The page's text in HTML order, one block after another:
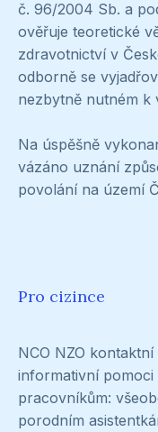
č. 96/2004 Sb. a
ověřuje teoretické
zdravotnictví v
odborně se
nezbytně nutném k
Na úspěšně
vázáno uznání
povolání na území
Pro cizince
NCO NZO
informativní
pracovníkům:
porodním